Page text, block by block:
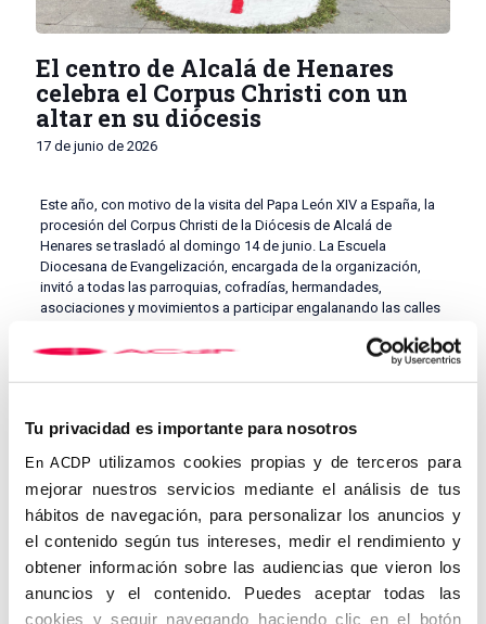
Tu privacidad es importante para nosotros
En ACDP utilizamos cookies propias y de terceros para
mejorar nuestros servicios mediante el análisis de tus
hábitos de navegación, para personalizar los anuncios y
el contenido según tus intereses, medir el rendimiento y
obtener información sobre las audiencias que vieron los
anuncios y el contenido. Puedes aceptar todas las
cookies y seguir navegando haciendo clic en el botón
El centro de Alcalá de Henares
celebra el Corpus Christi con un
altar en su diócesis
17 de junio de 2026
Este año, con motivo de la visita del Papa León XIV a España, la
procesión del Corpus Christi de la Diócesis de Alcalá de
Henares se trasladó al domingo 14 de junio. La Escuela
Diocesana de Evangelización, encargada de la organización,
invitó a todas las parroquias, cofradías, hermandades,
asociaciones y movimientos a participar engalanando las calles
Al igual que en años anteriores, al Centro de la ACdP de Alcalá
se le asignó el montaje de un altar, tarea en la que colaboraron
convivencia fraternal para los propagandistas alcalainos y sus